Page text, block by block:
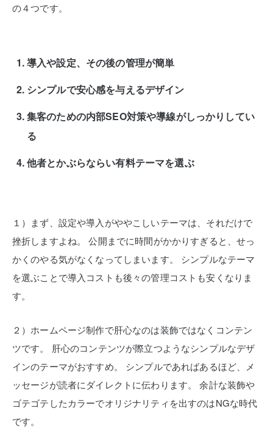
の４つです。
導入や設定、その後の管理が簡単
シンプルで安心感を与えるデザイン
集客のための内部SEO対策や導線がしっかりしてい
る
他者とかぶらならい有料テーマを選ぶ
１）まず、設定や導入がややこしいテーマは、それだけで
挫折しますよね。
公開までに時間がかかりすぎると、せっ
かくのやる気がなくなってしまいます。
シンプルなテーマ
を選ぶことで導入コストも後々の管理コストも安くなりま
す。
２）ホームページ制作で肝心なのは装飾ではなくコンテン
ツです。
肝心のコンテンツが際立つようなシンプルなデザ
インのテーマがおすすめ。
シンプルであればあるほど、メ
ッセージが読者にダイレクトに伝わります。
余計な装飾や
ゴテゴテしたカラーでオリジナリティを出すのはNGな時代
です。